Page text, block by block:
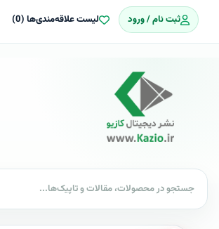
ثبت نام / ورود لیست علاقه‌مندی‌ها (0)